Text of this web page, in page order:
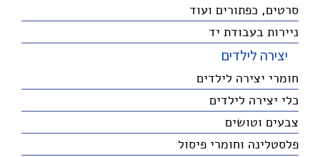
סרטים, כפתורים ועוד
ניירות בעבודת יד
יצירה לילדים
חומרי יצירה לילדים
כלי יצירה לילדים
צבעים וטושים
פלסטלינה וחומרי פיסול